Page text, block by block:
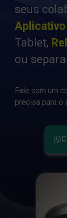
seus
Aplicativo
Tablet,
ou
Fale com um
precisa para o